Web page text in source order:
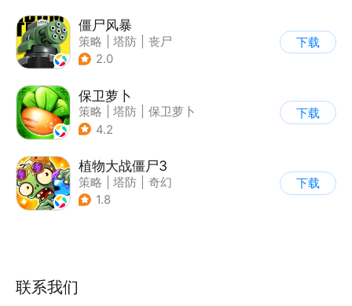
僵尸风暴
策略 塔防
丧尸
| 卡通
2.0
下载
保卫萝卜
策略 塔防
保卫萝卜
| 卡通
4.2
下载
植物大战僵尸3
策略 塔防
奇幻
| 开放世界
1.8
下载
联系我们